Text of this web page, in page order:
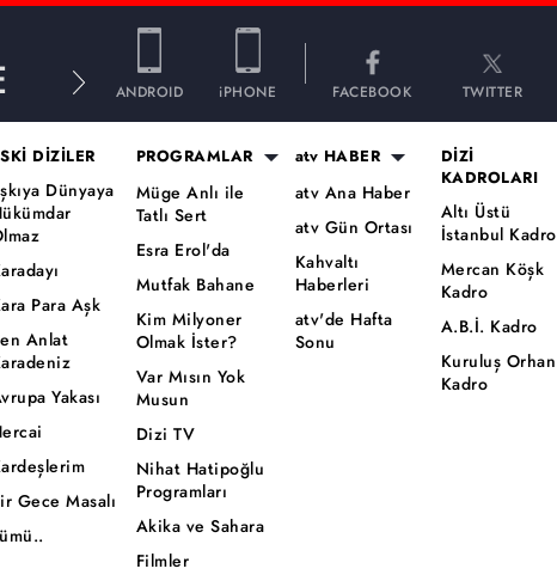
ANDROID iPHONE FACEBOOK TWITTER
DİZİLER
Dünyaya
Para Aşk
Anlat
Yakası
Gece Masalı
PROGRAMLAR
Müge Anlı ile
Tatlı Sert
Esra Erol'da
Mutfak Bahane
Kim Milyoner
Olmak İster?
Var Mısın Yok
Musun
Dizi TV
Nihat Hatipoğlu
Programları
Akika ve Sahara
Filmler
atv HABER
atv Ana Haber
atv Gün Ortası
Kahvaltı
Haberleri
atv'de Hafta
Sonu
DİZİ
KADROLARI
Altı Üstü
İstanbul Kadro
Mercan Köşk
Kadro
A.B.İ. Kadro
Kuruluş Orhan
Kadro